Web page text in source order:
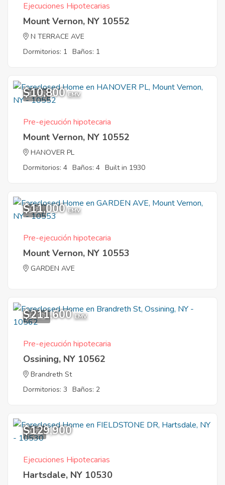
Ejecuciones Hipotecarias
Mount Vernon, NY 10552
N TERRACE AVE
Dormitorios: 1 Baños: 1
11
$10,800 EMV
Pre-ejecución hipotecaria
Mount Vernon, NY 10552
HANOVER PL
Dormitorios: 4 Baños: 4 Built in 1930
1
$11,000 EMV
Pre-ejecución hipotecaria
Mount Vernon, NY 10553
GARDEN AVE
11
$211,600 EMV
Pre-ejecución hipotecaria
Ossining, NY 10562
Brandreth St
Dormitorios: 3 Baños: 2
4
$129,900
Ejecuciones Hipotecarias
Hartsdale, NY 10530